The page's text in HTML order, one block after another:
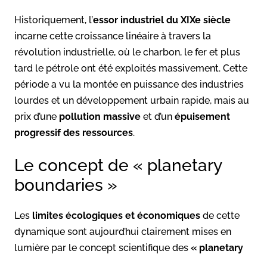
Historiquement, l’essor industriel du XIXe siècle
incarne cette croissance linéaire à travers la
révolution industrielle, où le charbon, le fer et plus
tard le pétrole ont été exploités massivement. Cette
période a vu la montée en puissance des industries
lourdes et un développement urbain rapide, mais au
prix d’une pollution massive et d’un épuisement
progressif des ressources.
Le concept de « planetary
boundaries »
Les limites écologiques et économiques de cette
dynamique sont aujourd’hui clairement mises en
lumière par le concept scientifique des « planetary